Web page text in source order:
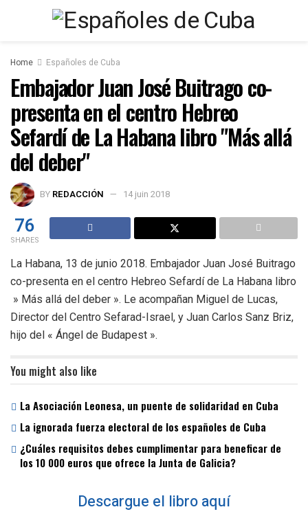
Home Españoles de Cuba
Embajador Juan José Buitrago co-
presenta en el centro Hebreo
Sefardí de La Habana libro "Más allá
del deber"
BY REDACCIÓN 14 juin 2018
76
SHARES
La Habana, 13 de junio 2018. Embajador Juan José Buitrago
co-presenta en el centro Hebreo Sefardí de La Habana libro
» Más allá del deber ». Le acompañan Miguel de Lucas,
Director del Centro Sefarad-Israel, y Juan Carlos Sanz Briz,
hijo del « Ángel de Budapest ».
You might also like
La Asociación Leonesa, un puente de solidaridad en Cuba
La ignorada fuerza electoral de los españoles de Cuba
¿Cuáles requisitos debes cumplimentar para beneficar de
los 10 000 euros que ofrece la Junta de Galicia?
Descargue el libro aquí